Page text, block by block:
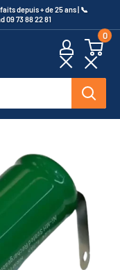
depuis + de 25 ans | 📞​
09 73 88 22 81
0